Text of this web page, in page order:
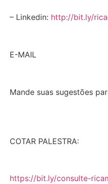
– Linkedin: http://bit.ly/
E-MAIL
Mande suas sugestões
COTAR PALESTRA:
https://bit.ly/consulte-